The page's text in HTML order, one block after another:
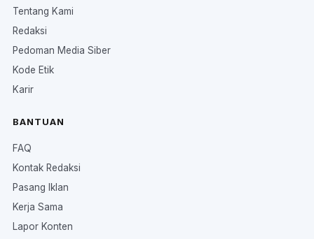
Tentang Kami
Redaksi
Pedoman Media Siber
Kode Etik
Karir
BANTUAN
FAQ
Kontak Redaksi
Pasang Iklan
Kerja Sama
Lapor Konten